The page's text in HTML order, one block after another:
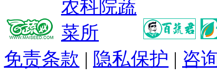
免责条款 | 隐私保护 | 咨